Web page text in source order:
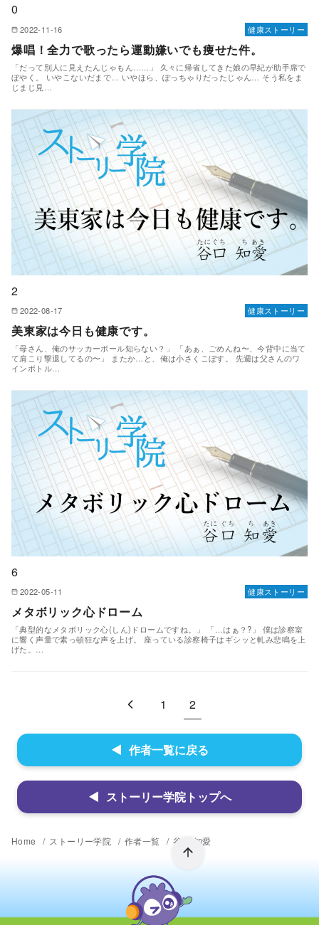
0
2022-11-16 健康ストーリー
爆唱！全力で歌ったら運動嫌いでも痩せた件。
「だって別⼈に⾒えたんじゃもん……」 久々に帰省してきた娘の早紀が助⼿席で
ぼやく。 いやこないだまで… いやほら、ぽっちゃりだったじゃん… そう私をま
じまじ見…
2
2022-08-17 健康ストーリー
美東家は今日も健康です。
「母さん、俺のサッカーボール知らない？」 「あぁ、ごめんね〜、今背中に当て
て肩こり撃退してるの〜」 またか…と、俺は小さくこぼす。 先週は父さんのワ
インボトル…
6
2022-05-11 健康ストーリー
メタボリック心ドローム
「典型的なメタボリック心(しん)ドロームですね。」 「…はぁ？?」 僕は診察室
に響く声量で素っ頓狂な声を上げ。 座っている診察椅子はギシッと軋み悲鳴を上
げた。…
1 2
作者一覧に戻る
ストーリー学院トップへ
Home ストーリー学院 作者一覧 谷口 知愛